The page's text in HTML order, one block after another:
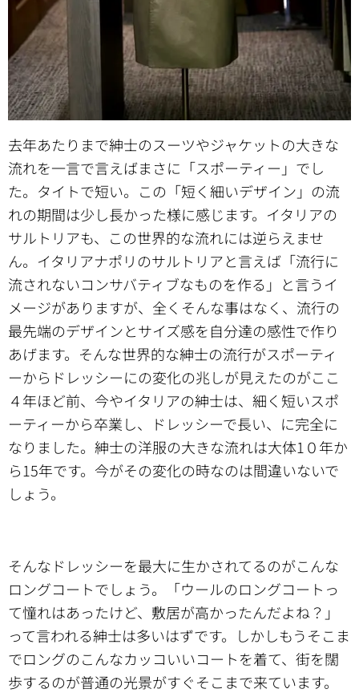
去年あたりまで紳士のスーツやジャケットの大きな
流れを一言で言えばまさに「スポーティー」でし
た。タイトで短い。この「短く細いデザイン」の流
れの期間は少し長かった様に感じます。イタリアの
サルトリアも、この世界的な流れには逆らえませ
ん。イタリアナポリのサルトリアと言えば「流行に
流されないコンサバティブなものを作る」と言うイ
メージがありますが、全くそんな事はなく、流行の
最先端のデザインとサイズ感を自分達の感性で作り
あげます。そんな世界的な紳士の流行がスポーティ
ーからドレッシーにの変化の兆しが見えたのがここ
４年ほど前、今やイタリアの紳士は、細く短いスポ
ーティーから卒業し、ドレッシーで長い、に完全に
なりました。紳士の洋服の大きな流れは大体1０年か
ら15年です。今がその変化の時なのは間違いないで
しょう。
そんなドレッシーを最大に生かされてるのがこんな
ロングコートでしょう。「ウールのロングコートっ
て憧れはあったけど、敷居が高かったんだよね？」
って言われる紳士は多いはずです。しかしもうそこま
でロングのこんなカッコいいコートを着て、街を闊
歩するのが普通の光景がすぐそこまで来ています。